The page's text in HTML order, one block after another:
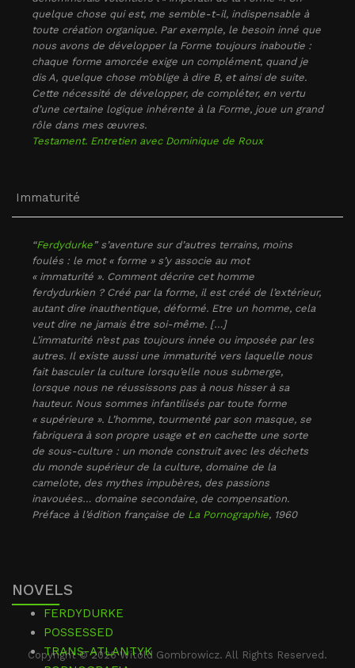
quelque chose qui est, me semble-t-il, indispensable à
toute création organique. Par exemple, le besoin inné que
nous avons de développer la Forme toujours inaboutie :
chaque forme amorcée exige un complément, quand je
dis A, quelque chose m’oblige à dire B, et ainsi de suite.
Cette nécessité de développer, de compléter, en vertu
d’une certaine logique inhérente à la Forme, joue un grand
rôle dans mes œuvres.
Testament. Entretien avec Dominique de Roux
Immaturité
“Ferdydurke” s’aventure sur d’autres terrains, moins
foulés : le mot « forme » s’y associe au mot
« immaturité ». Comment décrire cet homme
ferdydurkien ? Créé par la forme, il est créé de l’extérieur,
autant dire inauthentique, déformé. Etre un homme, cela
veut dire ne jamais être soi-même. […]
L’immaturité n’est pas toujours innée ou imposée par les
autres. Il existe aussi une immaturité vers laquelle nous
fait basculer la culture lorsqu’elle nous submerge,
lorsque nous ne réussissons pas à nous hisser à sa
hauteur. Nous sommes infantilisés par toute forme
« supérieure ». L’homme, tourmenté par son masque, se
fabriquera à son propre usage et en cachette une sorte
de sous-culture : un monde construit avec les déchets
du monde supérieur de la culture, domaine de la
camelote, des mythes impubères, des passions
inavouées… domaine secondaire, de compensation.
Préface à l’édition française de La Pornographie, 1960
NOVELS
FERDYDURKE
POSSESSED
TRANS-ATLANTYK
Copyright © 2026 Witold Gombrowicz. All Rights Reserved.